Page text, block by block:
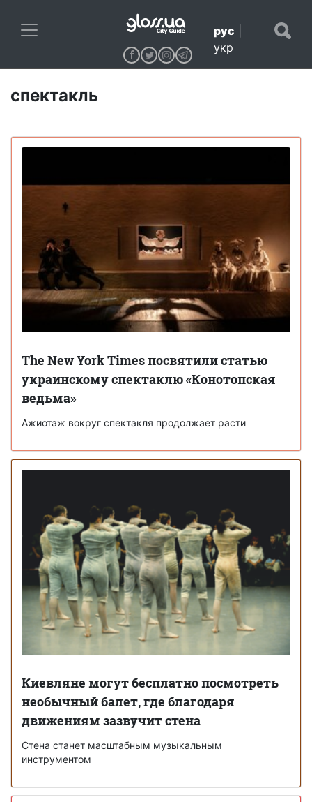
рус
укр
спектакль
The New York Times посвятили статью
украинскому спектаклю «Конотопская
ведьма»
Ажиотаж вокруг спектакля продолжает расти
Киевляне могут бесплатно посмотреть
необычный балет, где благодаря
движениям зазвучит стена
Стена станет масштабным музыкальным
инструментом